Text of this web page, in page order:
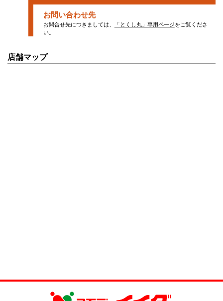
お問い合わせ先
お問合せ先につきましては、 「とくし丸」専用ページをご覧くださ
い。
店舗マップ